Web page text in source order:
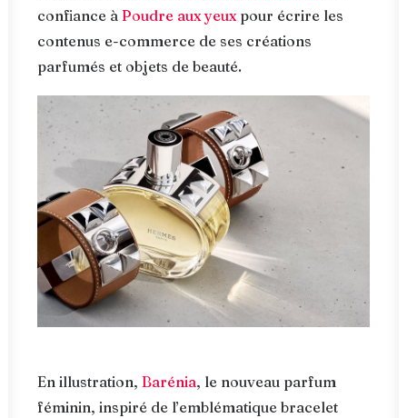
confiance à Poudre aux yeuxpour écrire les
contenus e-commerce de ses créations
parfumés et objets de beauté.
En illustration, Barénia, le nouveau parfum
féminin, inspiré de l’emblématique bracelet